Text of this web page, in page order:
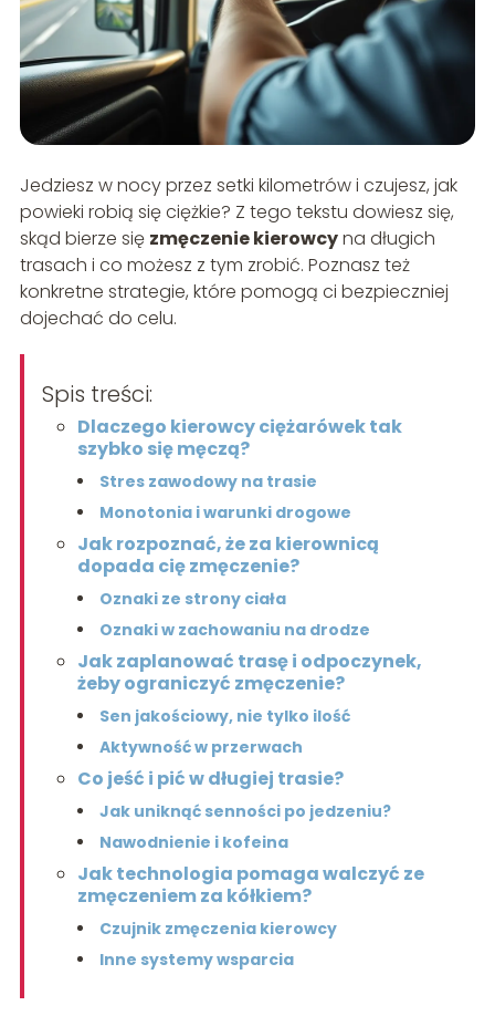
Jedziesz w nocy przez setki kilometrów i czujesz, jak
powieki robią się ciężkie? Z tego tekstu dowiesz się,
skąd bierze się zmęczenie kierowcyna długich
trasach i co możesz z tym zrobić. Poznasz też
konkretne strategie, które pomogą ci bezpieczniej
dojechać do celu.
Spis treści:
Dlaczego kierowcy ciężarówek tak
szybko się męczą?
Stres zawodowy na trasie
Monotonia i warunki drogowe
Jak rozpoznać, że za kierownicą
dopada cię zmęczenie?
Oznaki ze strony ciała
Oznaki w zachowaniu na drodze
Jak zaplanować trasę i odpoczynek,
żeby ograniczyć zmęczenie?
Sen jakościowy, nie tylko ilość
Aktywność w przerwach
Co jeść i pić w długiej trasie?
Jak uniknąć senności po jedzeniu?
Nawodnienie i kofeina
Jak technologia pomaga walczyć ze
zmęczeniem za kółkiem?
Czujnik zmęczenia kierowcy
Inne systemy wsparcia